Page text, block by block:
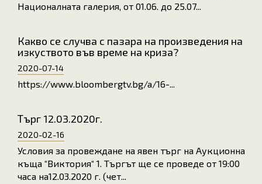
Националната галерия, от 01.06. до 25.07...
Какво се случва с пазара на произведения на
изкуството във време на криза?
2020-07-14
https://www.bloombergtv.bg/a/16-...
Търг 12.03.2020г.
2020-02-16
Условия за провеждане на явен търг на Аукционна
къща “Виктория“ 1. Търгът ще се проведе от 19:00
часа на12.03.2020 г. (чет...